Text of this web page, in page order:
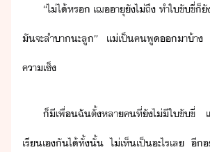
“​ไ่ไ้​หร​ ​เฌ​าุ​ั​ไ่​ถึ​ ​ทำ​ใขัขี่​็​ั
​ั​จะ​ลำา​ะ​ลู​”​ ​แ่​เป็​คพู​า​้า​
คา​เซ็
็​ี​เพื่​ฉั​ตั้​หลา​คที​่​ั​ไ่ี​ใขัขี่​
เรี​เ​ัไ​้​ทั้ั้​ ​ไ่เห็​เป็​ะไร​เล​ ​ี